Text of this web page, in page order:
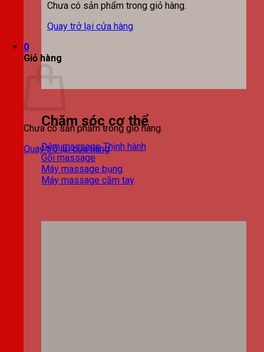
Chưa có sản phẩm trong giỏ hàng.
Quay trở lại cửa hàng
0
Giỏ hàng
Chưa có sản phẩm trong giỏ hàng.
Quay trở lại cửa hàng
Chăm sóc cơ thể
Đệm massage
Gối massage
Máy massage bụng
Máy massage cầm tay